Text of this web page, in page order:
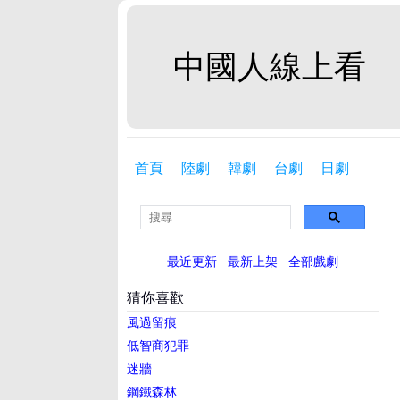
中國人線上看
首頁 陸劇 韓劇 台劇 日劇
最近更新 最新上架 全部戲劇
猜你喜歡
風過留痕
低智商犯罪
迷牆
鋼鐵森林